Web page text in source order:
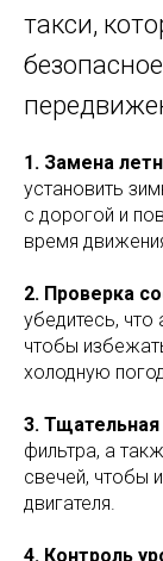
такси,
1. Замена
установить
с дорогой и
время
2. Проверка
убедитесь, что
чтобы
холодную
3. Тщательная
фильтра, а
свечей, чтобы
двигателя.
4. Контроль